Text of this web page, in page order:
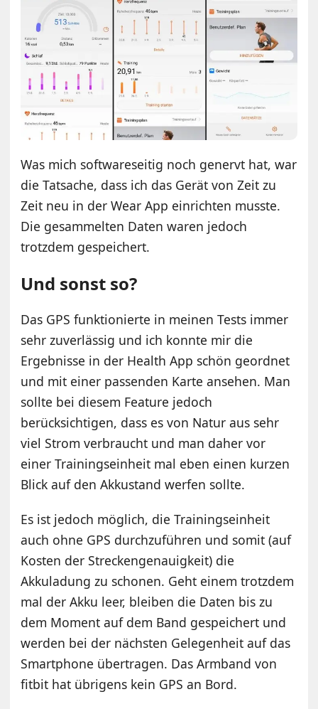
Was mich softwareseitig noch genervt hat, war
die Tatsache, dass ich das Gerät von Zeit zu
Zeit neu in der Wear App einrichten musste.
Die gesammelten Daten waren jedoch
trotzdem gespeichert.
Und sonst so?
Das GPS funktionierte in meinen Tests immer
sehr zuverlässig und ich konnte mir die
Ergebnisse in der Health App schön geordnet
und mit einer passenden Karte ansehen. Man
sollte bei diesem Feature jedoch
berücksichtigen, dass es von Natur aus sehr
viel Strom verbraucht und man daher vor
einer Trainingseinheit mal eben einen kurzen
Blick auf den Akkustand werfen sollte.
Es ist jedoch möglich, die Trainingseinheit
auch ohne GPS durchzuführen und somit (auf
Kosten der Streckengenauigkeit) die
Akkuladung zu schonen. Geht einem trotzdem
mal der Akku leer, bleiben die Daten bis zu
dem Moment auf dem Band gespeichert und
werden bei der nächsten Gelegenheit auf das
Smartphone übertragen. Das Armband von
fitbit hat übrigens kein GPS an Bord.